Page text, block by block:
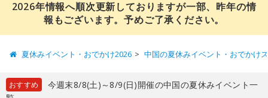
2026年情報へ順次更新しておりますが一部、昨年の情
報もございます。予めご了承ください。
夏休みイベント・おでかけ2026 中国の夏休みイベント・おでかけ
おすすめ
今週末8/8(土)～8/9(日)開催の中国の夏休みイベント一